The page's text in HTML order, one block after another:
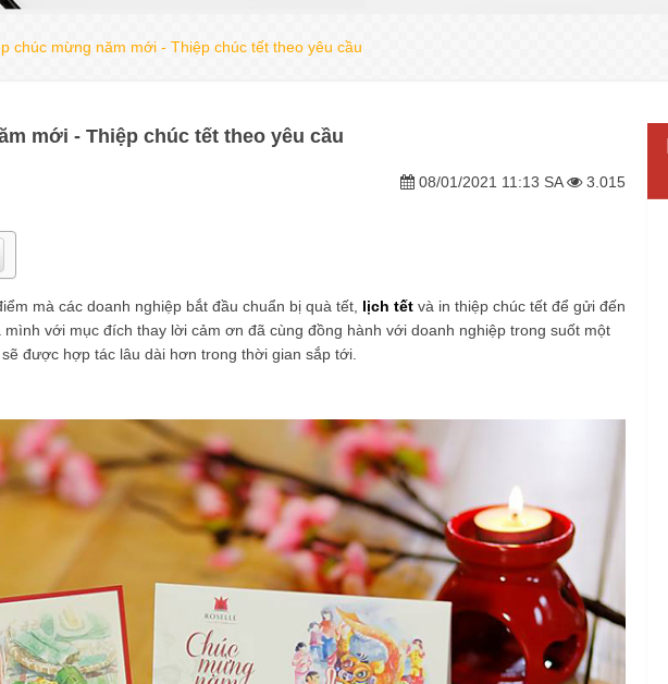
chúc mừng năm mới - Thiệp chúc tết theo yêu cầu
mới - Thiệp chúc tết theo yêu cầu
08/01/2021 11:13 SA 3.015
mà các doanh nghiệp bắt đầu chuẩn bị quà tết, lịch tết và in thiệp chúc tết để gửi đến
mình với mục đích thay lời cảm ơn đã cùng đồng hành với doanh nghiệp trong suốt một
được hợp tác lâu dài hơn trong thời gian sắp tới.